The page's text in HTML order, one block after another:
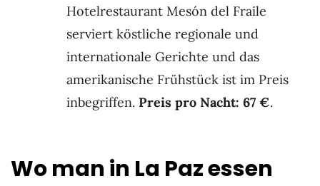
Hotelrestaurant Mesón del Fraile
serviert köstliche regionale und
internationale Gerichte und das
amerikanische Frühstück ist im Preis
inbegriffen. Preis pro Nacht: 67 €.
Wo man in La Paz essen